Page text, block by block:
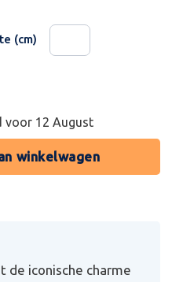
(cm)
voor 12 August
winkelwagen
de iconische charme